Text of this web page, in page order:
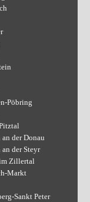
Pöbring
an der Donau
an der Steyr
Zillertal
Markt
Sankt Peter